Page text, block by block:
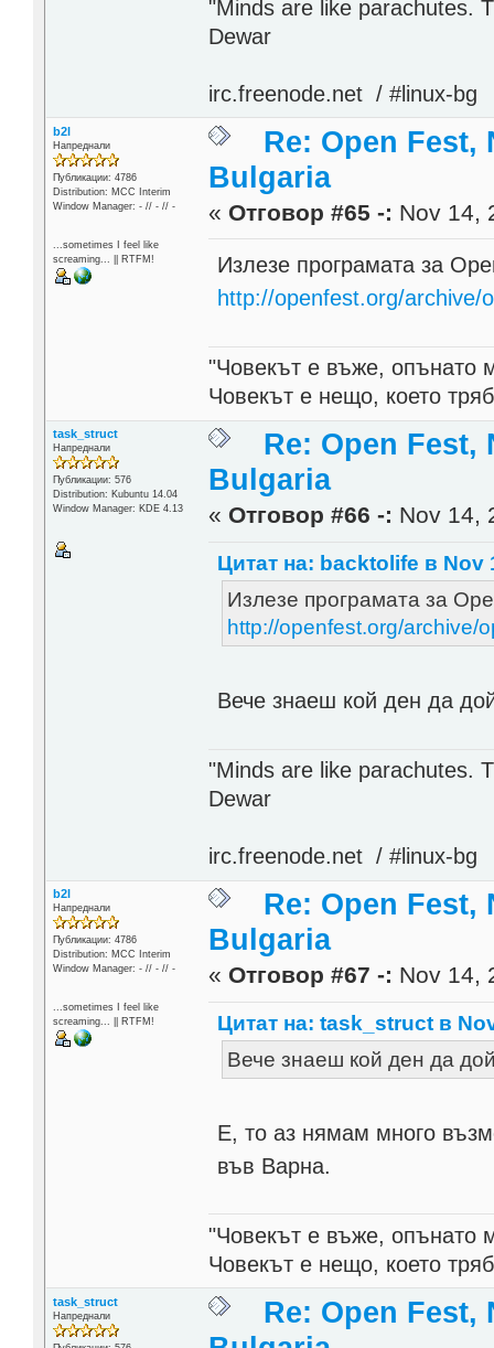
"Minds are like parachutes.
Dewar
irc.freenode.net / #linux-bg
b2l
Напреднали
Публикации: 4786
Distribution: MCC Interim
Window Manager: - // - // -
...sometimes I feel like
screaming... || RTFM!
Re: Open Fest,
Bulgaria
« Отговор #65 -: Nov 14,
Излезе програмата за
http://openfest.org/archive/
"Човекът е въже, опънато
Човекът е нещо, което
task_struct
Напреднали
Публикации: 576
Distribution: Kubuntu 14.04
Window Manager: KDE 4.13
Re: Open Fest,
Bulgaria
« Отговор #66 -: Nov 14,
Цитат на: backtolife в Nov
Излезе програмата за
http://openfest.org/archive/
Вече знаеш кой ден да
"Minds are like parachutes.
Dewar
irc.freenode.net / #linux-bg
b2l
Напреднали
Публикации: 4786
Distribution: MCC Interim
Window Manager: - // - // -
...sometimes I feel like
screaming... || RTFM!
Re: Open Fest,
Bulgaria
« Отговор #67 -: Nov 14,
Цитат на: task_struct в
Вече знаеш кой ден да
Е, то аз нямам много
във Варна.
"Човекът е въже, опънато
Човекът е нещо, което
task_struct
Напреднали
Re: Open Fest,